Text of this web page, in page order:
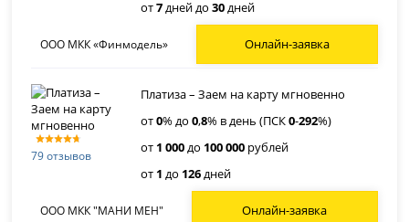
от7дней до30дней
ООО МКК «Финмодель» Онлайн-заявка
79 отзывов
Платиза – Заем на карту мгновенно
от0% до0,8% в день (ПСК0-292%)
от 1 000до 100 000 рублей
от 1 до 126дней
ООО МКК "МАНИ МЕН" Онлайн-заявка